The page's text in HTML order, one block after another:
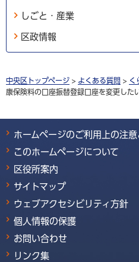
しごと・産業
区政情報
中央区トップページ > よくある質問 > く
康保険料の口座振替登録口座を変更した
ホームページのご利用上の注
このホームページについて
区役所案内
サイトマップ
ウェブアクセシビリティ方針
個人情報の保護
お問い合わせ
リンク集